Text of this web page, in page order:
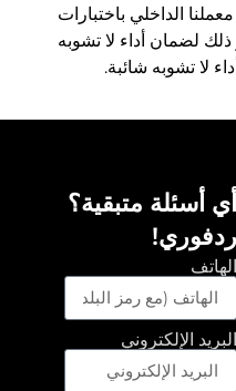
الداخلي باختبارات
ذلك لضمان أداء لا تشوبه
لا تشوبه شائبة.
أي أسئلة متبقية؟
ردفوري!
الهاتف
البريد الإلكتروني